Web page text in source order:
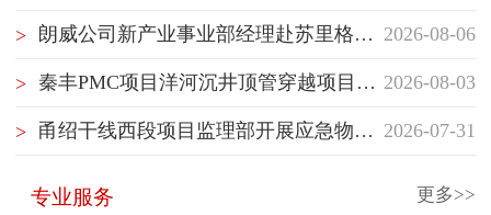
2026-08-06
> 朗威公司新产业事业部经理赴苏里格气田项目群开展QHSE专项督查并慰问一线员工
2026-08-03
> 秦丰PMC项目洋河沉井顶管穿越项目顺利开顶
2026-07-31
> 甬绍干线西段项目监理部开展应急物资专项检查
更多>>
专业服务